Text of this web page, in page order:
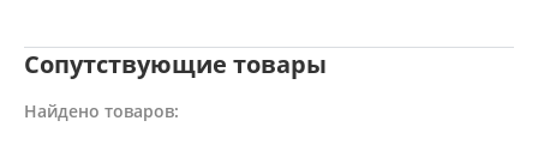
Сопутствующие товары
Найдено товаров: